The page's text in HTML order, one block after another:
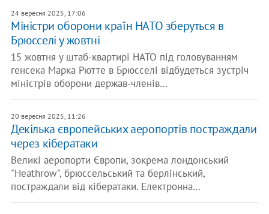
24 вересня 2025, 17:06
Міністри оборони країн НАТО зберуться в
Брюсселі у жовтні
15 жовтня у штаб-квартирі НАТО під головуванням
генсека Марка Рютте в Брюсселі відбудеться зустріч
міністрів оборони держав-членів…
20 вересня 2025, 11:26
Декілька європейських аеропортів постраждали
через кібератаки
Великі аеропорти Європи, зокрема лондонський
"Heathrow", брюссельський та берлінський,
постраждали від кібератаки. Електронна…